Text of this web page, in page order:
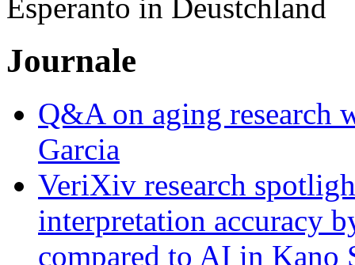
Esperanto in Deustchland
Journale
Q&A on aging research
Garcia
VeriXiv research
interpretation accuracy
compared to AI in Kano